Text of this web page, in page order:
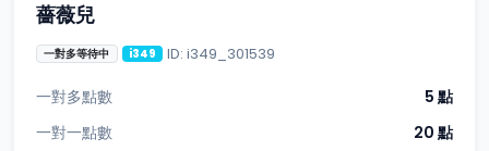
薔薇兒
一對多等待中 i349 ID: i349_301539
一對多點數
5 點
一對一點數
20 點